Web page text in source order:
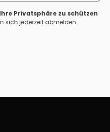
Privatsphäre zu schützen
sich jederzeit abmelden.